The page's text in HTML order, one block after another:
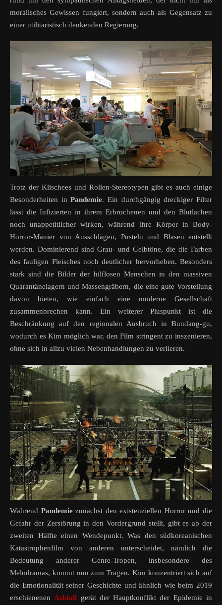
moralisches Gewissen fungiert, sondern auch als Gegensatz zu
einer utilitaristisch denkenden Regierung.
Trotz der Klischees und Rollen-Stereotypen gibt es auch einige
Besonderheiten inPandemie. Ein durchgängig dreckiger Filter
lässt die Infizierten in ihrem Erbrochenen und den Blutlachen
noch unappetitlicher wirken, während ihre Körper in Body-
Horror-Manier von Ausschlägen, Pusteln und Blasen entstellt
werden. Dominierend sind Grau- und Gelbtöne, die die Farben
des fauligen Fleisches noch deutlicher hervorheben. Besonders
stark sind die Bilder der hilflosen Menschen in den massiven
Quarantänelagern und Massengräbern, die eine gute Vorstellung
davon bieten, wie einfach eine moderne Gesellschaft
zusammenbrechen kann. Ein weiterer Pluspunkt ist die
Beschränkung auf den regionalen Ausbruch in Bundang-gu,
wodurch es Kim möglich war, den Film stringent zu inszenieren,
ohne sich in allzu vielen Nebenhandlungen zu verlieren.
Während Pandemiezunächst den existenziellen Horror und die
Gefahr der Zerstörung in den Vordergrund stellt, gibt es ab der
zweiten Hälfte einen Wendepunkt. Was den südkoreanischen
Katastrophenfilm von anderen unterscheidet, nämlich die
Bedeutung anderer Genre-Tropen, insbesondere des
Melodramas, kommt nun zum Tragen. Kim konzentriert sich auf
die Emotionalität seiner Geschichte und ähnlich wie beim 2019
erschienenen Ashfall gerät der Hauptkonflikt der Epidemie in